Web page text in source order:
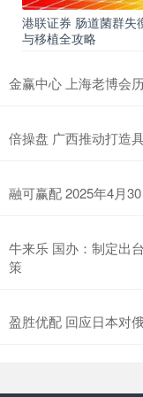
港联证券 肠道菌群失
与移植全攻略
金赢中心 上海老博会
倍操盘 广西推动打造
融可赢配 2025年4月
牛来乐 国办：制定出
策
盈胜优配 回应日本对